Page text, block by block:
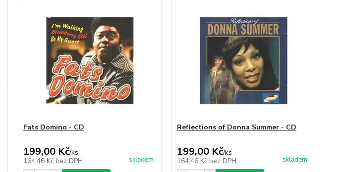
Fats Domino - CD
199,00 Kč/ks
164,46 Kč bez DPH skladem
Reflections of Donna Summer - CD
199,00 Kč/ks
164,46 Kč bez DPH skladem